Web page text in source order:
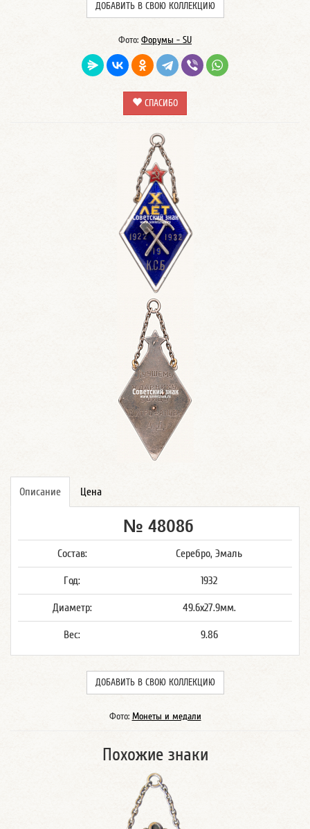
ДОБАВИТЬ В СВОЮ КОЛЛЕКЦИЮ
Фото: Форумы - SU
СПАСИБО
Описание Цена
№ 4808б
Состав: Серебро, Эмаль
Год: 1932
Диаметр: 49.6x27.9мм.
Вес: 9.86
ДОБАВИТЬ В СВОЮ КОЛЛЕКЦИЮ
Фото: Монеты и медали
Похожие знаки